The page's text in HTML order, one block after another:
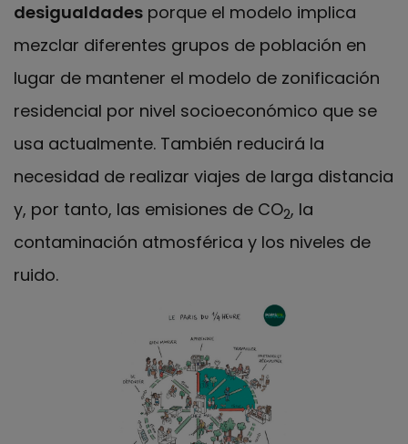
desigualdades porque el modelo implica
mezclar diferentes grupos de población en
lugar de mantener el modelo de zonificación
residencial por nivel socioeconómico que se
usa actualmente. También reducirá la
necesidad de realizar viajes de larga distancia
y, por tanto, las emisiones de CO2, la
contaminación atmosférica y los niveles de
ruido.